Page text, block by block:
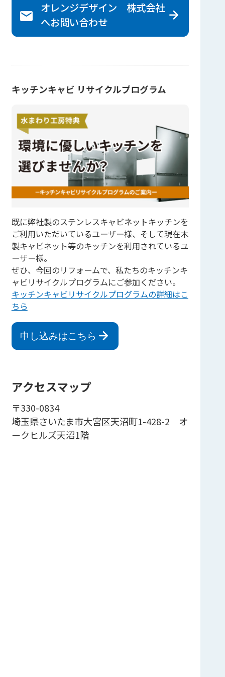
オレンジデザイン 株式会社
へお問い合わせ
キッチンキャビ リサイクルプログラム
既に弊社製のステンレスキャビネットキッチンを
ご利用いただいているユーザー様、そして現在木
製キャビネット等のキッチンを利用されているユ
ーザー様。
ぜひ、今回のリフォームで、私たちのキッチンキ
ャビリサイクルプログラムにご参加ください。
キッチンキャビリサイクルプログラムの詳細はこ
ちら
申し込みはこちら
アクセスマップ
〒330-0834
埼玉県さいたま市大宮区天沼町1-428-2 オ
ークヒルズ天沼1階